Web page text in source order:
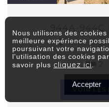
944A-
VOIR LES
Nous utilisons des
meilleure expérience
poursuivant votre
l'utilisation des cookies
savoir plus cliquez ici
Accepter